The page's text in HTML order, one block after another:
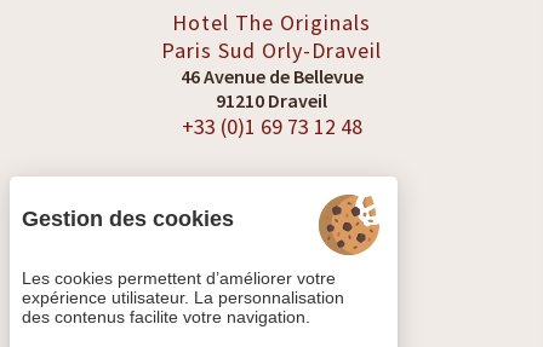
Hotel The Originals
Paris Sud Orly-Draveil
46 Avenue de Bellevue
91210 Draveil
+33 (0)1 69 73 12 48
VOIR LES AVIS
Gestion des cookies
Les cookies permettent d’améliorer votre
expérience utilisateur. La personnalisation
des contenus facilite votre navigation.